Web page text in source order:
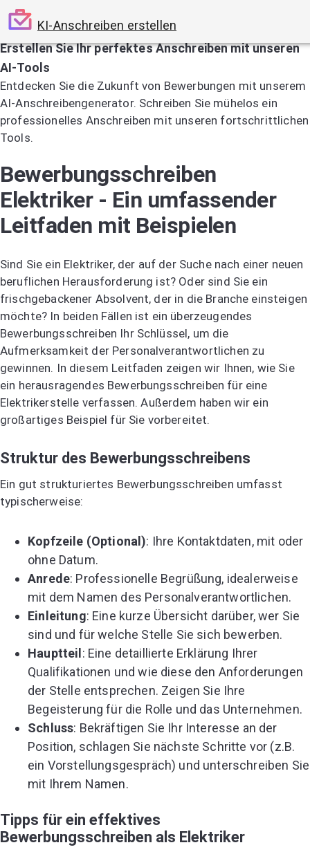
KI-Anschreiben erstellen
Erstellen Sie Ihr perfektes Anschreiben mit unseren
AI-Tools
Entdecken Sie die Zukunft von Bewerbungen mit unserem
AI-Anschreibengenerator. Schreiben Sie mühelos ein
professionelles Anschreiben mit unseren fortschrittlichen
Tools.
Bewerbungsschreiben
Elektriker - Ein umfassender
Leitfaden mit Beispielen
Sind Sie ein Elektriker, der auf der Suche nach einer neuen
beruflichen Herausforderung ist? Oder sind Sie ein
frischgebackener Absolvent, der in die Branche einsteigen
möchte? In beiden Fällen ist ein überzeugendes
Bewerbungsschreiben Ihr Schlüssel, um die
Aufmerksamkeit der Personalverantwortlichen zu
gewinnen. In diesem Leitfaden zeigen wir Ihnen, wie Sie
ein herausragendes Bewerbungsschreiben für eine
Elektrikerstelle verfassen. Außerdem haben wir ein
großartiges Beispiel für Sie vorbereitet.
Struktur des Bewerbungsschreibens
Ein gut strukturiertes Bewerbungsschreiben umfasst
typischerweise:
Kopfzeile (Optional): Ihre Kontaktdaten, mit oder
ohne Datum.
Anrede: Professionelle Begrüßung, idealerweise
mit dem Namen des Personalverantwortlichen.
Einleitung: Eine kurze Übersicht darüber, wer Sie
sind und für welche Stelle Sie sich bewerben.
Hauptteil: Eine detaillierte Erklärung Ihrer
Qualifikationen und wie diese den Anforderungen
der Stelle entsprechen. Zeigen Sie Ihre
Begeisterung für die Rolle und das Unternehmen.
Schluss: Bekräftigen Sie Ihr Interesse an der
Position, schlagen Sie nächste Schritte vor (z.B.
ein Vorstellungsgespräch) und unterschreiben Sie
mit Ihrem Namen.
Tipps für ein effektives
Bewerbungsschreiben als Elektriker